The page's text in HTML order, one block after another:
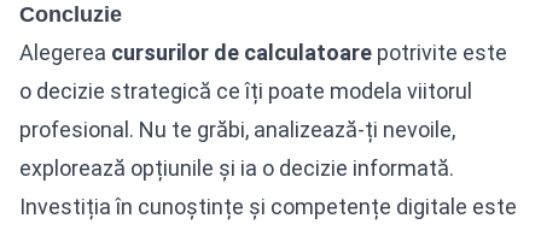
Concluzie
Alegerea cursurilor de calculatoare potrivite este
o decizie strategică ce îți poate modela viitorul
profesional. Nu te grăbi, analizează-ți nevoile,
explorează opțiunile și ia o decizie informată.
Investiția în cunoștințe și competențe digitale este